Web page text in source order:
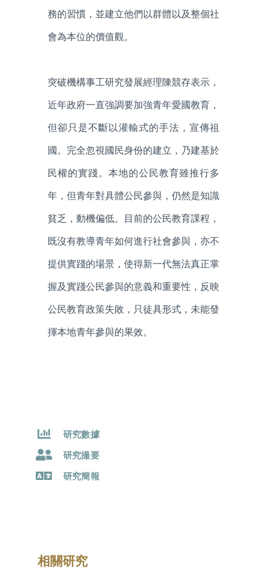
務的習慣，並建立他們以群體以及整個社
會為本位的價值觀。
突破機構事工研究發展經理陳競存表示，
近年政府一直強調要加強青年愛國教育，
但卻只是不斷以灌輸式的手法，宣傳祖
國。完全忽視國民身份的建立，乃建基於
民權的實踐。本地的公民教育雖推行多
年，但青年對具體公民參與，仍然是知識
貧乏，動機偏低。目前的公民教育課程，
既沒有教導青年如何進行社會參與，亦不
提供實踐的場景，使得新一代無法真正掌
握及實踐公民參與的意義和重要性，反映
公民教育政策失敗，只徒具形式，未能發
揮本地青年參與的果效。
研究數據
研究撮要
研究簡報
相關研究